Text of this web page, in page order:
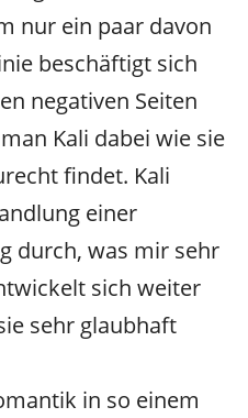
nur ein paar davon
beschäftigt sich
negativen Seiten
Kali dabei wie sie
findet. Kali
einer
durch, was mir sehr
sich weiter
sehr glaubhaft
in so einem